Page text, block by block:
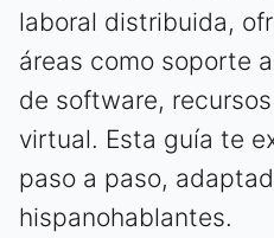
laboral distribuida,
áreas como soporte
de software,
virtual. Esta guía te
paso a paso,
hispanohablantes.